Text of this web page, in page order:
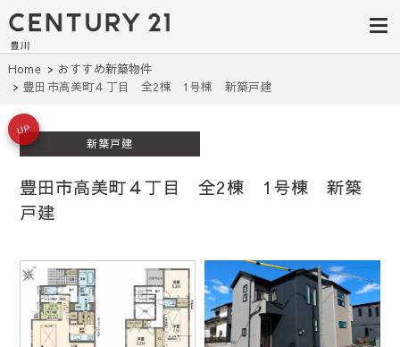
豊田市の中古
住宅・土地・
リノベ物件探
し｜センチュ
リー21豊川
建て・土地探しはセンチュリー21豊
川へ。豊田市内の最新物件情報を随
時更新中！駅近、建築条件無し、ペ
ット可、学区別など、お客様のこだ
わり条件に合わせて理想の物件を簡
Home
おすすめ新築物件
豊田市高美町４丁目 全2棟 1号棟 新築戸建
新築戸建
豊田市高美町４丁目 全2棟 1号棟 新築
戸建
UP